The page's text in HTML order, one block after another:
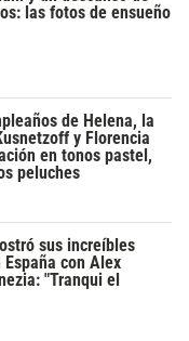
las fotos de ensueño
de Helena, la
y Florencia
en tonos pastel,
peluches
sus increíbles
con Alex
"Tranqui el